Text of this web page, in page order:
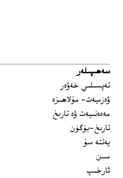
سەھىپىلەر
تەپسىلىي خەۋەر
ۋەزىيەت- مۇلاھىزە
مەدەنىيەت ۋە تارىخ
تارىخ-بۈگۈن
يەتتە سۇ
سىن
ئارخىپ